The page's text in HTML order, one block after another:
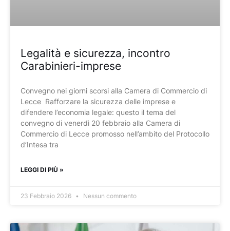
Legalità e sicurezza, incontro
Carabinieri-imprese
Convegno nei giorni scorsi alla Camera di Commercio di
Lecce Rafforzare la sicurezza delle imprese e
difendere l’economia legale: questo il tema del
convegno di venerdì 20 febbraio alla Camera di
Commercio di Lecce promosso nell’ambito del Protocollo
d’Intesa tra
LEGGI DI PIÙ »
23 Febbraio 2026 Nessun commento